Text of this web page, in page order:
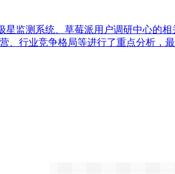
监测系统、草莓派用户调研中心的
、行业竞争格局等进行了重点分析，